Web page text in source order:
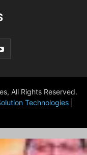
All Rights Reserved.
Technologies